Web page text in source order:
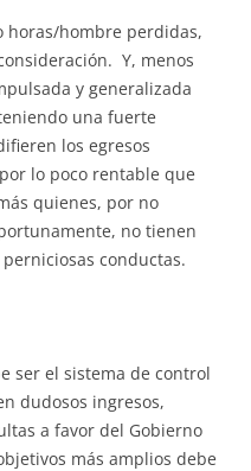
horas/hombre perdidas,
Y, menos
y generalizada
una fuerte
los egresos
lo poco rentable que
quienes, por no
no tienen
conductas.
ser el sistema de control
dudosos ingresos,
a favor del Gobierno
más amplios debe